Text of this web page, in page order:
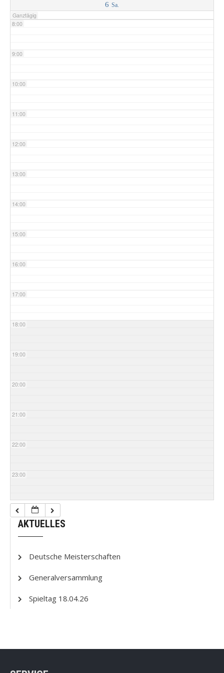
6 Sa.
Ganztägig
8:00
9:00
10:00
11:00
12:00
13:00
14:00
15:00
16:00
17:00
18:00
19:00
20:00
21:00
22:00
23:00
AKTUELLES
Deutsche Meisterschaften
Generalversammlung
Spieltag 18.04.26